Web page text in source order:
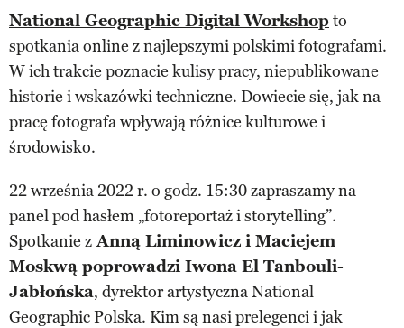
National Geographic Digital Workshopto
spotkania online z najlepszymi polskimi fotografami.
W ich trakcie poznacie kulisy pracy, niepublikowane
historie i wskazówki techniczne. Dowiecie się, jak na
pracę fotografa wpływają różnice kulturowe i
środowisko.
22 września 2022 r. o godz. 15:30 zapraszamy na
panel pod hasłem „fotoreportaż i storytelling”.
Spotkanie zAnną Liminowicz i Maciejem
Moskwą poprowadzi Iwona El Tanbouli-
Jabłońska, dyrektor artystyczna National
Geographic Polska. Kim są nasi prelegenci i jak